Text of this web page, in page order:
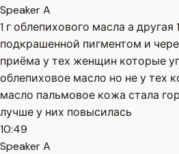
Speaker A
1 г облепихового масла а другая
подкрашенной пигментом и
приёма у тех женщин которые
облепиховое масло но не у тех
масло пальмовое кожа стала
лучше у них повысилась
10:49
Speaker A